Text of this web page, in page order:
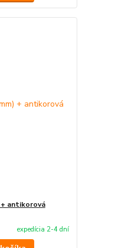
antikorová
expedícia 2-4 dní